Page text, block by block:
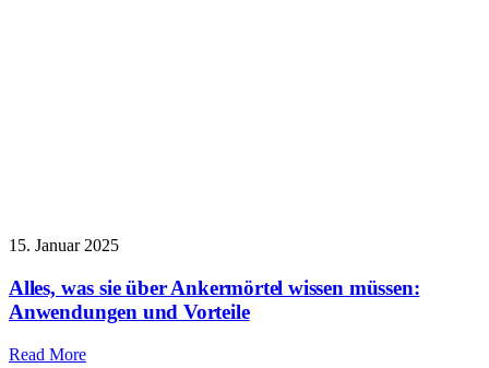
15. Januar 2025
Alles, was sie über Ankermörtel wissen müssen:
Anwendungen und Vorteile
Read More